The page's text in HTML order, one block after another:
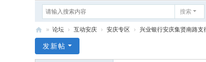
搜索
庆
» 论坛 › 互动安庆 › 安庆专区 › 兴业银行安庆集贤南路支
发新帖